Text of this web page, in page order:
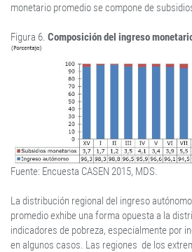
monetario promedio se compone de
Figura 6. Composición del ingreso
Fuente: Encuesta CASEN 2015, MDS.
La distribución regional del ingreso
promedio exhibe una forma opuesta a la
indicadores de pobreza, especialmente por
en algunos casos. Las regiones de los